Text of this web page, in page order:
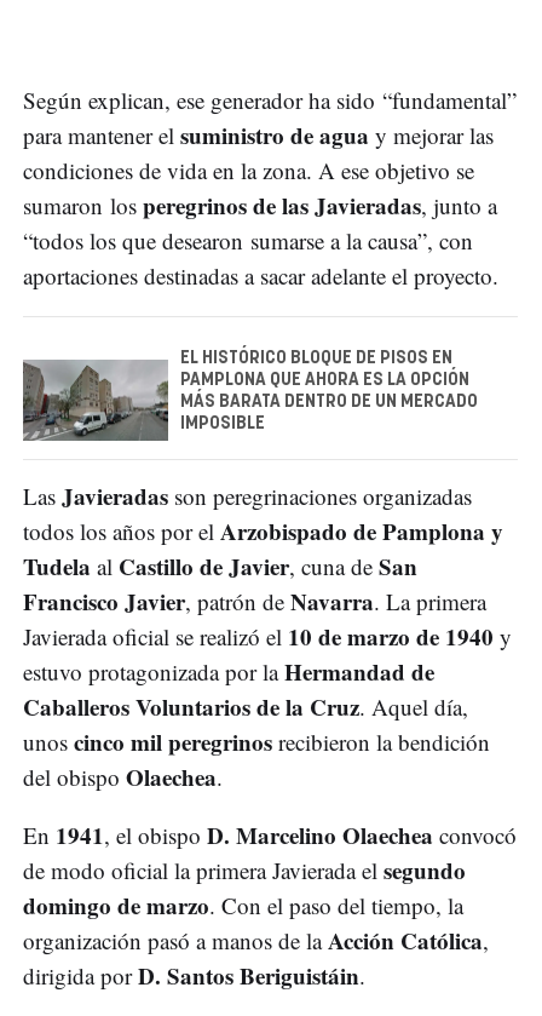
Según explican, ese generador ha sido “fundamental”
para mantener el suministro de agua y mejorar las
condiciones de vida en la zona. A ese objetivo se
sumaron los peregrinos de las Javieradas, junto a
“todos los que desearon sumarse a la causa”, con
aportaciones destinadas a sacar adelante el proyecto.
EL HISTÓRICO BLOQUE DE PISOS EN
PAMPLONA QUE AHORA ES LA OPCIÓN
MÁS BARATA DENTRO DE UN MERCADO
IMPOSIBLE
Las Javieradas son peregrinaciones organizadas
todos los años por el Arzobispado de Pamplona y
Tudela al Castillo de Javier, cuna de San
Francisco Javier, patrón de Navarra. La primera
Javierada oficial se realizó el 10 de marzo de 1940 y
estuvo protagonizada por laHermandad de
Caballeros Voluntarios de la Cruz. Aquel día,
unos cinco mil peregrinos recibieron la bendición
del obispo Olaechea.
En 1941, el obispo D. Marcelino Olaechea convocó
de modo oficial la primera Javierada el segundo
domingo de marzo. Con el paso del tiempo, la
organización pasó a manos de laAcción Católica,
dirigida porD. Santos Beriguistáin.